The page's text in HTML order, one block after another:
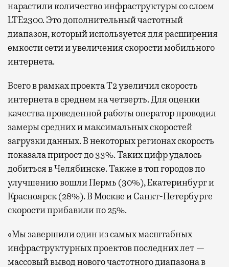
нарастили количество инфраструктуры со слоем
LTE2300. Это дополнительный частотный
диапазон, который используется для расширения
емкости сети и увеличения скорости мобильного
интернета.
Всего в рамках проекта Т2 увеличил скорость
интернета в среднем на четверть. Для оценки
качества проведенной работы оператор проводил
замеры средних и максимальных скоростей
загрузки данных. В некоторых регионах скорость
показала прирост до 33%. Таких цифр удалось
добиться в Челябинске. Также в топ городов по
улучшению вошли Пермь (30%), Екатеринбург и
Красноярск (28%). В Москве и Санкт-Петербурге
скорости прибавили по 25%.
«Мы завершили один из самых масштабных
инфраструктурных проектов последних лет —
массовый вывод нового частотного диапазона в